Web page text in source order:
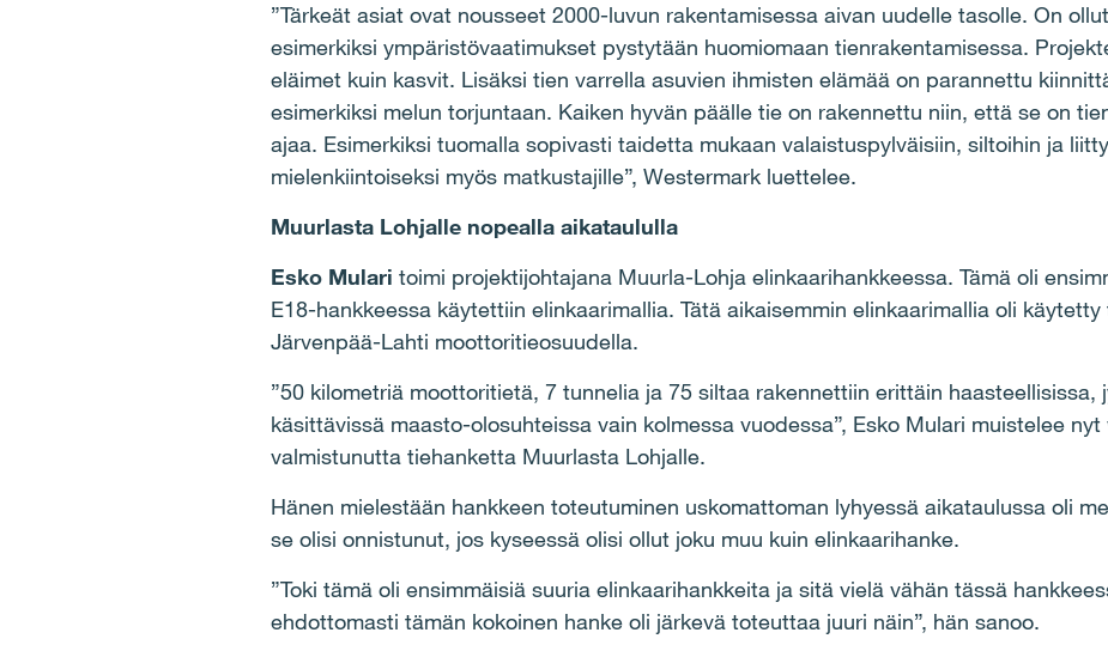
”Tärkeät asiat ovat nousseet 2000-luvun rakentamisessa aivan uudelle tasolle. On
esimerkiksi ympäristövaatimukset pystytään huomiomaan tienrakentamisessa.
eläimet kuin kasvit. Lisäksi tien varrella asuvien ihmisten elämää on parannettu
esimerkiksi melun torjuntaan. Kaiken hyvän päälle tie on rakennettu niin, että se on
ajaa. Esimerkiksi tuomalla sopivasti taidetta mukaan valaistuspylväisiin, siltoihin ja
mielenkiintoiseksi myös matkustajille”, Westermark luettelee.
Muurlasta Lohjalle nopealla aikataululla
Esko Mulari toimi projektijohtajana Muurla-Lohja elinkaarihankkeessa. Tämä oli
E18-hankkeessa käytettiin elinkaarimallia. Tätä aikaisemmin elinkaarimallia oli
Järvenpää-Lahti moottoritieosuudella.
”50 kilometriä moottoritietä, 7 tunnelia ja 75 siltaa rakennettiin erittäin haasteellisissa,
käsittävissä maasto-olosuhteissa vain kolmessa vuodessa”, Esko Mulari muistelee nyt
valmistunutta tiehanketta Muurlasta Lohjalle.
Hänen mielestään hankkeen toteutuminen uskomattoman lyhyessä aikataulussa oli
se olisi onnistunut, jos kyseessä olisi ollut joku muu kuin elinkaarihanke.
”Toki tämä oli ensimmäisiä suuria elinkaarihankkeita ja sitä vielä vähän tässä
ehdottomasti tämän kokoinen hanke oli järkevä toteuttaa juuri näin”, hän sanoo.